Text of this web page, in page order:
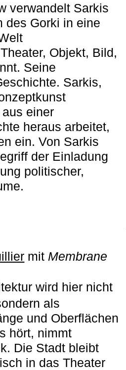
verwandelt Sarkis
des Gorki in eine
Objekt, Bild,
Seine
Sarkis,
einer
heraus arbeitet,
ein. Von Sarkis
der Einladung
politischer,
mit ­ Membrane
wird hier nicht
als
und Oberflächen
hört, nimmt
Die Stadt bleibt
in das Theater